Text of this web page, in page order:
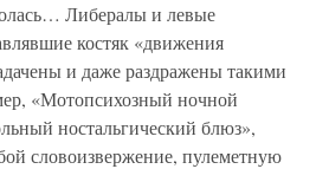
Либералы и левые
костяк «движения
и даже раздражены такими
«Мотопсихозный ночной
ностальгический блюз»,
словоизвержение, пулеметную